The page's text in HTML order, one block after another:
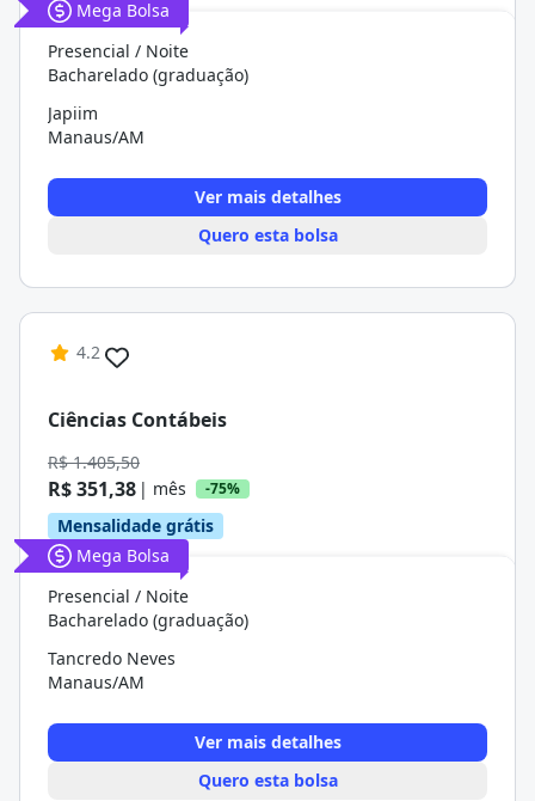
Mega Bolsa
Presencial / Noite
Bacharelado (graduação)
Japiim
Manaus/AM
Ver mais detalhes
Quero esta bolsa
4.2
Ciências Contábeis
R$ 1.405,50
R$ 351,38 | mês -75%
Mensalidade grátis
Mega Bolsa
Presencial / Noite
Bacharelado (graduação)
Tancredo Neves
Manaus/AM
Ver mais detalhes
Quero esta bolsa